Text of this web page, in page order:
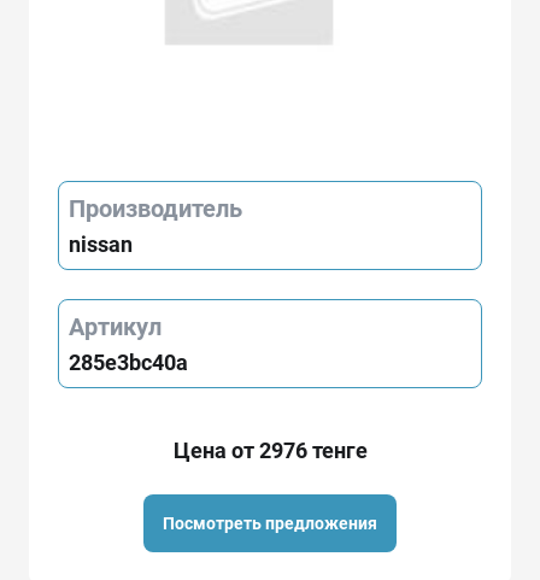
Производитель
nissan
Артикул
285e3bc40a
Цена от 2976 тенге
Посмотреть предложения